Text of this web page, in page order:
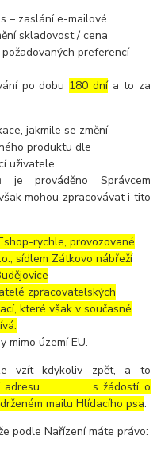
– zaslání e-mailové
skladovost / cena
preferencí
po dobu 180 dnía to za
jakmile se změní
produktu dle
uživatele.
je prováděno Správcem
mohou zpracovávat i tito
rychle, provozované
sídlem Zátkovo nábřeží
zpracovatelských
které však v současné
mimo území EU.
vzít kdykoliv zpět, a to
adresu ..……………. s žádostí o
mailu Hlídacího psa.
podle Nařízení máte právo: